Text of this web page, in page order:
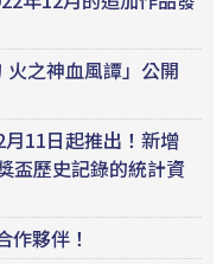
之神血風譚」公開
11日起推出！新增
盃歷史記錄的統計資
夥伴！